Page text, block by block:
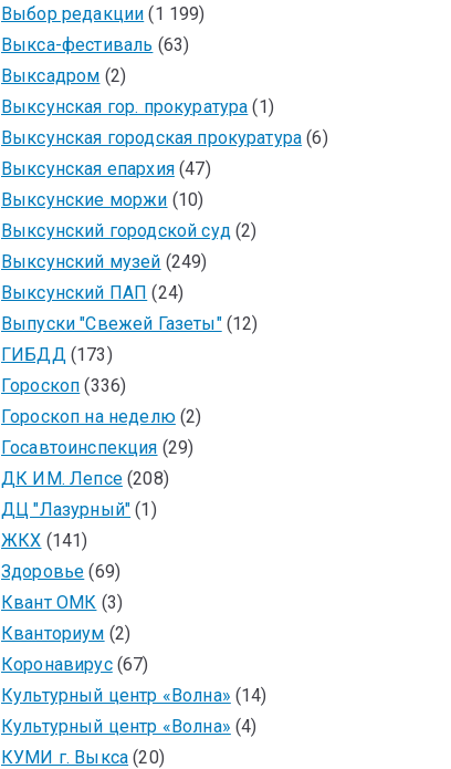
Выбор редакции (1 199)
Выкса-фестиваль (63)
Выксадром (2)
Выксунская гор. прокуратура (1)
Выксунская городская прокуратура (6)
Выксунская епархия(47)
Выксунские моржи (10)
Выксунский городской суд(2)
Выксунский музей (249)
Выксунский ПАП (24)
Выпуски "Свежей Газеты"(12)
ГИБДД(173)
Гороскоп (336)
Гороскоп на неделю(2)
Госавтоинспекция (29)
ДК ИМ. Лепсе(208)
ДЦ "Лазурный" (1)
ЖКХ (141)
Здоровье (69)
Квант ОМК (3)
Кванториум (2)
Коронавирус(67)
Культурный центр «Волна» (14)
Культурный центр «Волна» (4)
КУМИ г. Выкса (20)